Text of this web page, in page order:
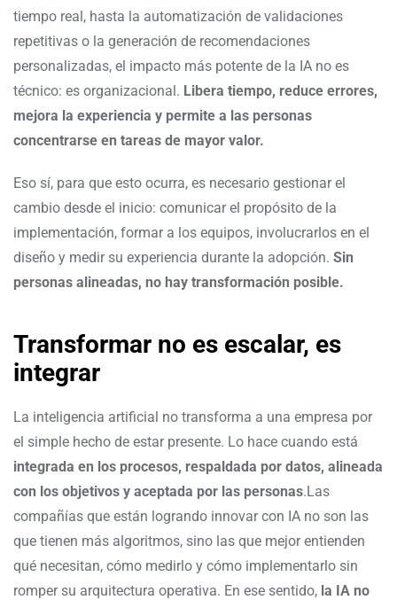
tiempo real, hasta la automatización de validaciones
repetitivas o la generación de recomendaciones
personalizadas, el impacto más potente de la IA no es
técnico: es organizacional. Libera tiempo, reduce errores,
mejora la experiencia y permite a las personas
concentrarse en tareas de mayor valor.
Eso sí, para que esto ocurra, es necesario gestionar el
cambio desde el inicio: comunicar el propósito de la
implementación, formar a los equipos, involucrarlos en el
diseño y medir su experiencia durante la adopción. Sin
personas alineadas, no hay transformación posible.
Transformar no es escalar, es
integrar
La inteligencia artificial no transforma a una empresa por
el simple hecho de estar presente. Lo hace cuando está
integrada en los procesos, respaldada por datos, alineada
con los objetivos y aceptada por las personas.Las
compañías que están logrando innovar con IA no son las
que tienen más algoritmos, sino las que mejor entienden
qué necesitan, cómo medirlo y cómo implementarlo sin
romper su arquitectura operativa. En ese sentido, la IA no